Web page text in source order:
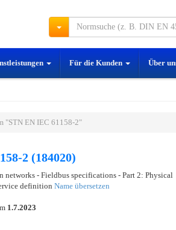
Für die Kunden Über
"STN EN IEC 61158-2"
2 (184020)
networks - Fieldbus specifications - Part 2: Physical
definition Name übersetzen
1.7.2023